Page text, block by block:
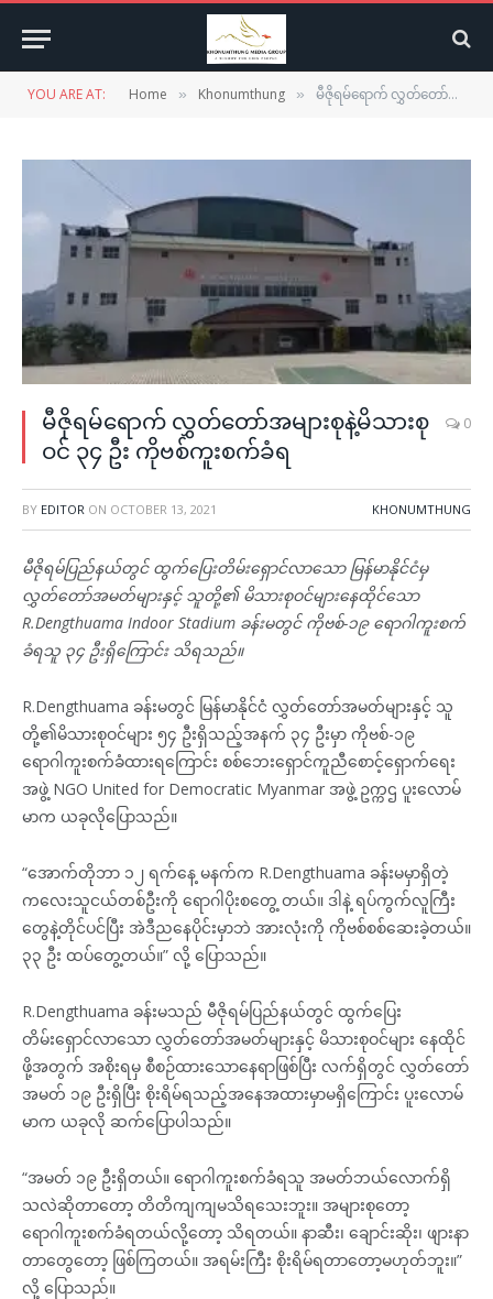
YOU ARE AT: Home » Khonumthung » မီဇိုရမ်ရောက် လွှတ်တော်အများစုနဲ့မိသားစုဝင် ၃၄ ဦး ကိုဗစ်ကူးစက်ခံရ
မီဇိုရမ်ရောက် လွှတ်တော်အများစုနဲ့မိသားစု
ဝင် ၃၄ ဦး ကိုဗစ်ကူးစက်ခံရ
0
BY EDITOR ON OCTOBER 13, 2021 KHONUMTHUNG
မီဇိုရမ်ပြည်နယ်တွင် ထွက်ပြေးတိမ်းရှောင်လာသော မြန်မာနိုင်ငံမှ
လွှတ်တော်အမတ်များနှင့် သူတို့၏ မိသားစုဝင်များနေထိုင်သော
R.Dengthuama Indoor Stadium ခန်းမတွင် ကိုဗစ်-၁၉ ရောဂါကူးစက်
ခံရသူ ၃၄ ဦးရှိကြောင်း သိရသည်။
R.Dengthuama ခန်းမတွင် မြန်မာနိုင်ငံ လွှတ်တော်အမတ်များနှင့် သူ
တို့၏မိသားစုဝင်များ ၅၄ ဦးရှိသည့်အနက် ၃၄ ဦးမှာ ကိုဗစ်-၁၉
ရောဂါကူးစက်ခံထားရကြောင်း စစ်ဘေးရှောင်ကူညီစောင့်ရှောက်ရေး
အဖွဲ့ NGO United for Democratic Myanmar အဖွဲ့ ဥက္ကဌ ပူးလောမ်
မာက ယခုလိုပြောသည်။
“အောက်တိုဘာ ၁၂ ရက်နေ့ မနက်က R.Dengthuama ခန်းမမှာရှိတဲ့
ကလေးသူငယ်တစ်ဦးကို ရောဂါပိုးစတွေ့ တယ်။ ဒါနဲ့ ရပ်ကွက်လူကြီး
တွေနဲ့တိုင်ပင်ပြီး အဲဒီညနေပိုင်းမှာဘဲ အားလုံးကို ကိုဗစ်စစ်ဆေးခဲ့တယ်။
၃၃ ဦး ထပ်တွေ့တယ်။” လို့ ပြောသည်။
R.Dengthuama ခန်းမသည် မီဇိုရမ်ပြည်နယ်တွင် ထွက်ပြေး
တိမ်းရှောင်လာသော လွှတ်တော်အမတ်များနှင့် မိသားစုဝင်များ နေထိုင်
ဖို့အတွက် အစိုးရမှ စီစဉ်ထားသောနေရာဖြစ်ပြီး လက်ရှိတွင် လွှတ်တော်
အမတ် ၁၉ ဦးရှိပြီး စိုးရိမ်ရသည့်အနေအထားမှာမရှိကြောင်း ပူးလောမ်
မာက ယခုလို ဆက်ပြောပါသည်။
“အမတ် ၁၉ ဦးရှိတယ်။ ရောဂါကူးစက်ခံရသူ အမတ်ဘယ်လောက်ရှိ
သလဲဆိုတာတော့ တိတိကျကျမသိရသေးဘူး။ အများစုတော့
ရောဂါကူးစက်ခံရတယ်လို့တော့ သိရတယ်။ နာဆီး၊ ချောင်းဆိုး၊ ဖျားနာ
တာတွေတော့ ဖြစ်ကြတယ်။ အရမ်းကြီး စိုးရိမ်ရတာတော့မဟုတ်ဘူး။”
လို့ ပြောသည်။